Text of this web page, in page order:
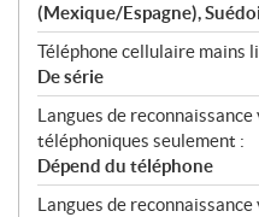
(Mexique/Espagne),
Téléphone cellulaire mains
De série
Langues de reconnaissance
téléphoniques seulement :
Dépend du téléphone
Langues de reconnaissance